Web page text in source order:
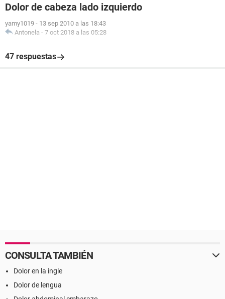
Dolor de cabeza lado izquierdo
yamy1019 - 13 sep 2010 a las 18:43
Antonela - 7 oct 2018 a las 05:28
47 respuestas
CONSULTA TAMBIÉN
Dolor en la ingle
Dolor de lengua